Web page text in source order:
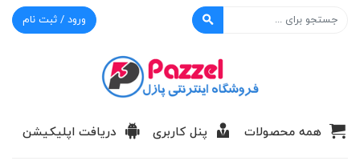
ورود / ثبت نام
همه محصولات پنل کاربری دریافت اپلیکیشن